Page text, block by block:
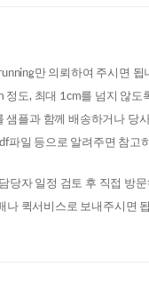
만 의뢰하여 주시면 됩
정도, 최대 1cm를 넘지 않도
샘플과 함께 배송하거나 당
파일 등으로 알려주면 참고
당자 일정 검토 후 직접 방
나 퀵서비스로 보내주시면